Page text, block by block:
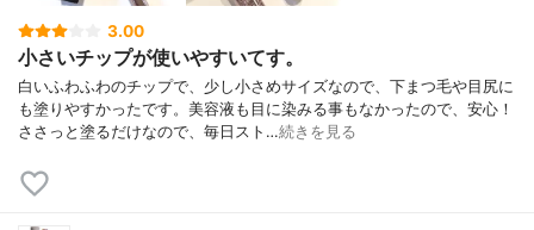
3.00
小さいチップが使いやすいてす。
白いふわふわのチップで、少し小さめサイズなので、下まつ毛や目尻に
も塗りやすかったです。美容液も目に染みる事もなかったので、安心！
ささっと塗るだけなので、毎日スト…続きを見る